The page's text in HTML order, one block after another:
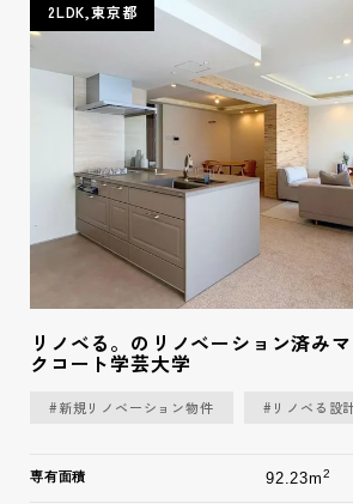
2LDK,東京都
リノベる。のリノベーション済み
クコート学芸大学
#新規リノベーション物件 #リノベる設
専有面積 92.23m2